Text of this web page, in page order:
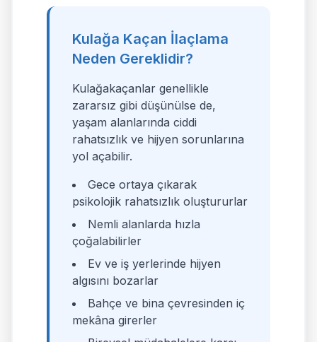
Kulağa Kaçan İlaçlama
Neden Gereklidir?
Kulağakaçanlar genellikle
zararsız gibi düşünülse de,
yaşam alanlarında ciddi
rahatsızlık ve hijyen sorunlarına
yol açabilir.
Gece ortaya çıkarak
psikolojik rahatsızlık oluştururlar
Nemli alanlarda hızla
çoğalabilirler
Ev ve iş yerlerinde hijyen
algısını bozarlar
Bahçe ve bina çevresinden iç
mekâna girerler